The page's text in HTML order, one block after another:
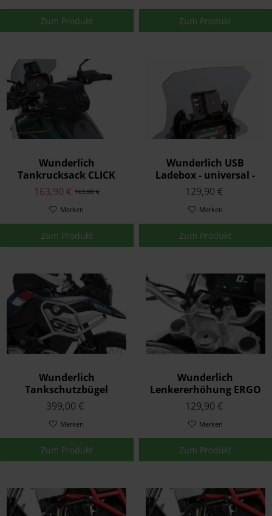
Zum Produkt Zum Produkt
Wunderlich
Tankrucksack CLICK
BAG 6 - schwarz
169,90 €
163,90 €
Merken
Zum Produkt
Wunderlich USB
Ladebox - universal -
schwarz
129,90 €
Merken
Zum Produkt
Wunderlich
Tankschutzbügel
ADVENTURE F 750 GS / F
800 GS - Edelstahl
399,00 €
Merken
Zum Produkt
Wunderlich
Lenkererhöhung ERGO
für Modelle mit BMW
Navi F 750 GS / F 800 GS -
silber
129,90 €
Merken
Zum Produkt